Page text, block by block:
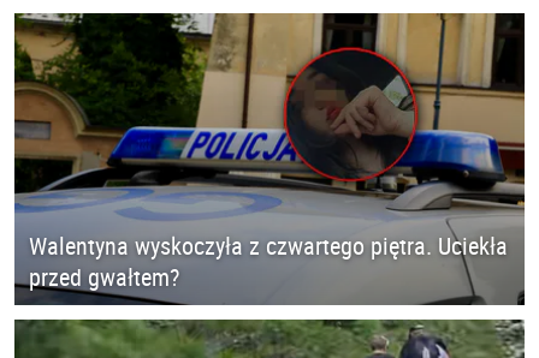
Walentyna wyskoczyła z czwartego piętra. Uciekła
przed gwałtem?